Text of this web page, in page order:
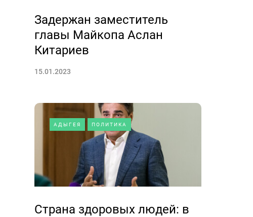
Задержан заместитель
главы Майкопа Аслан
Китариев
15.01.2023
АДЫГЕЯ ПОЛИТИКА
Страна здоровых людей: в